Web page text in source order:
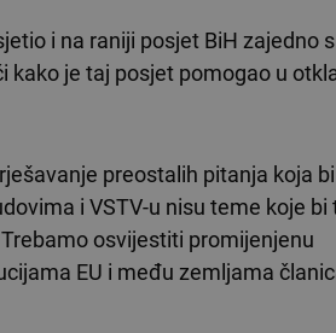
i na raniji posjet BiH zajedno s
kako je taj posjet pomogao u
preostalih pitanja koja bi
i VSTV-u nisu teme koje bi
osvijestiti promijenjenu
EU i među zemljama